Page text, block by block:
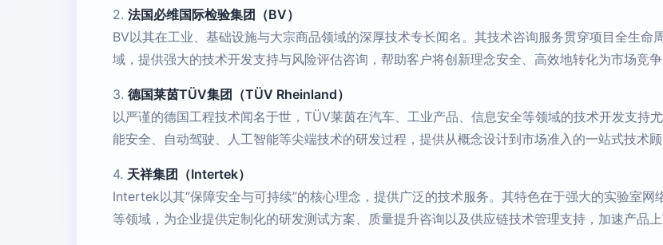
2. 法国必维国际检验集团（BV）
BV以其在工业、基础设施与大宗商品领域的深厚技术专长闻名。其技术咨询服务贯穿项目全生
域，提供强大的技术开发支持与风险评估咨询，帮助客户将创新理念安全、高效地转化为市场竞争
3. 德国莱茵TÜV集团（TÜV Rheinland）
以严谨的德国工程技术闻名于世，TÜV莱茵在汽车、工业产品、信息安全等领域的技术开发支持
能安全、自动驾驶、人工智能等尖端技术的研发过程，提供从概念设计到市场准入的一站式技术顾
4. 天祥集团（Intertek）
Intertek以其“保障安全与可持续”的核心理念，提供广泛的技术服务。其特色在于强大的实验室
等领域，为企业提供定制化的研发测试方案、质量提升咨询以及供应链技术管理支持，加速产品上